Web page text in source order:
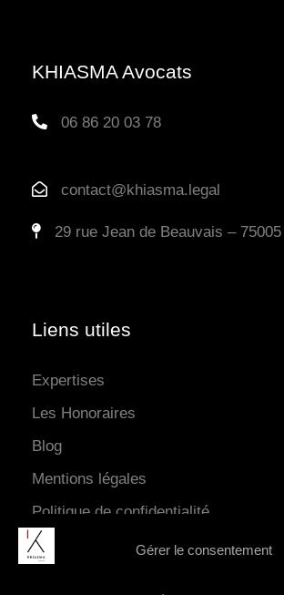
Gérer le consentement
KHIASMA Avocats
06 86 20 03 78
contact@khiasma.legal
29 rue Jean de Beauvais –
Liens utiles
Expertises
Les Honoraires
Blog
Mentions légales
Politique de confidentialité